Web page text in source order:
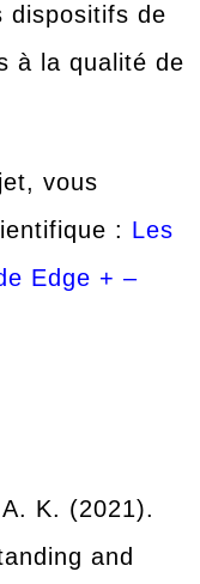
dispositifs de
à la qualité de
vous
: Les
Edge + –
K. (2021).
and